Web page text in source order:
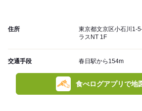
住所
東京都文京区小石川1-
ラスNT 1F
交通手段 春日駅から154m
食べログアプリで地